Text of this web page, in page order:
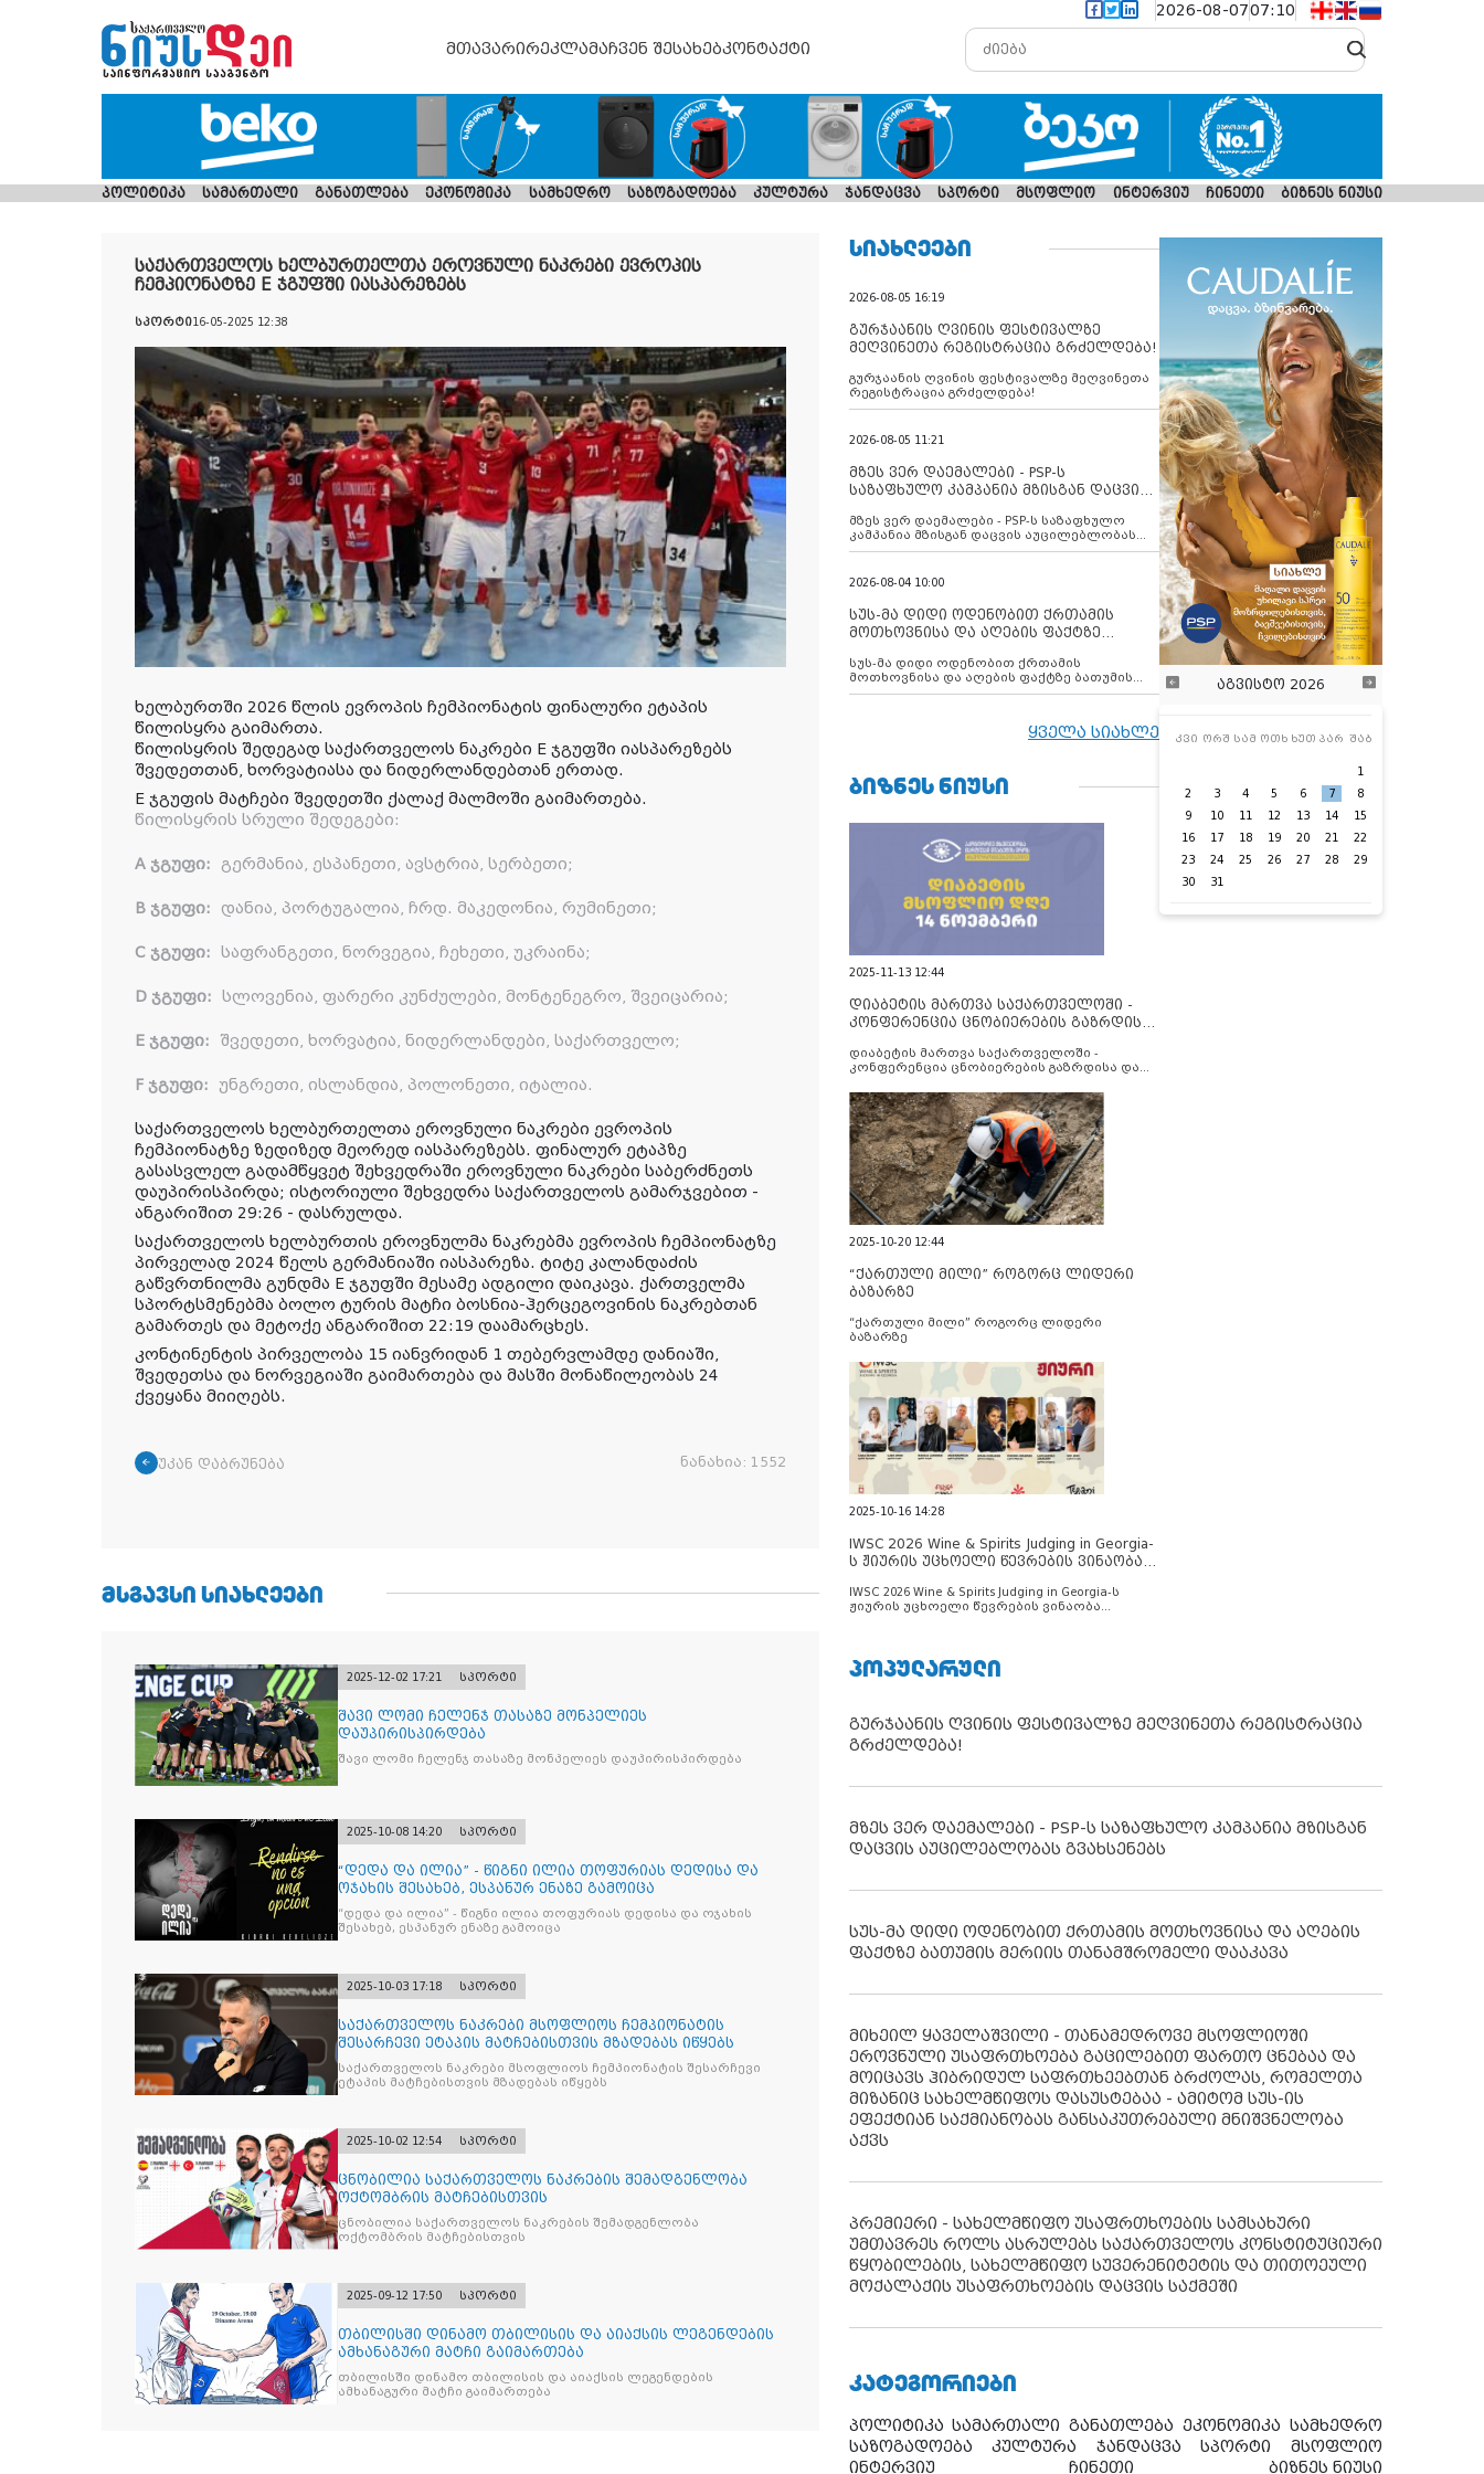
2026-08-0707:10
მთავარირეკლამაჩვენ შესახებკონტაქტი
პოლიტიკა სამართალი განათლება ეკონომიკა სამხედრო საზოგადოება კულტურა ჯანდაცვა სპორტი მსოფლიო ინტერვიუ ჩინეთი ბიზნეს ნიუსი
საქართველოს ხელბურთელთა ეროვნული ნაკრები ევროპის
ჩემპიონატზე E ჯგუფში იასპარეზებს
სპორტი16-05-2025 12:38
ხელბურთში 2026 წლის ევროპის ჩემპიონატის ფინალური ეტაპის
წილისყრა გაიმართა.
წილისყრის შედეგად საქართველოს ნაკრები E ჯგუფში იასპარეზებს
შვედეთთან, ხორვატიასა და ნიდერლანდებთან ერთად.
E ჯგუფის მატჩები შვედეთში ქალაქ მალმოში გაიმართება.
წილისყრის სრული შედეგები:
A ჯგუფი: გერმანია, ესპანეთი, ავსტრია, სერბეთი;
B ჯგუფი: დანია, პორტუგალია, ჩრდ. მაკედონია, რუმინეთი;
C ჯგუფი: საფრანგეთი, ნორვეგია, ჩეხეთი, უკრაინა;
D ჯგუფი: სლოვენია, ფარერი კუნძულები, მონტენეგრო, შვეიცარია;
E ჯგუფი: შვედეთი, ხორვატია, ნიდერლანდები, საქართველო;
F ჯგუფი: უნგრეთი, ისლანდია, პოლონეთი, იტალია.
საქართველოს ხელბურთელთა ეროვნული ნაკრები ევროპის
ჩემპიონატზე ზედიზედ მეორედ იასპარეზებს. ფინალურ ეტაპზე
გასასვლელ გადამწყვეტ შეხვედრაში ეროვნული ნაკრები საბერძნეთს
დაუპირისპირდა; ისტორიული შეხვედრა საქართველოს გამარჯვებით -
ანგარიშით 29:26 - დასრულდა.
საქართველოს ხელბურთის ეროვნულმა ნაკრებმა ევროპის ჩემპიონატზე
პირველად 2024 წელს გერმანიაში იასპარეზა. ტიტე კალანდაძის
გაწვრთნილმა გუნდმა E ჯგუფში მესამე ადგილი დაიკავა. ქართველმა
სპორტსმენებმა ბოლო ტურის მატჩი ბოსნია-ჰერცეგოვინის ნაკრებთან
გამართეს და მეტოქე ანგარიშით 22:19 დაამარცხეს.
კონტინენტის პირველობა 15 იანვრიდან 1 თებერვლამდე დანიაში,
შვედეთსა და ნორვეგიაში გაიმართება და მასში მონაწილეობას 24
ქვეყანა მიიღებს.
უკან დაბრუნება ნანახია: 1552
ᲛᲡᲒᲐᲕᲡᲘ ᲡᲘᲐᲮᲚᲔᲔᲑᲘ
2025-12-02 17:21 სპორტი
შავი ლომი ჩელენჯ თასაზე მონპელიეს
დაუპირისპირდება
შავი ლომი ჩელენჯ თასაზე მონპელიეს დაუპირისპირდება
2025-10-08 14:20 სპორტი
“დედა და ილია” - წიგნი ილია თოფურიას დედისა და
ოჯახის შესახებ, ესპანურ ენაზე გამოიცა
“დედა და ილია” - წიგნი ილია თოფურიას დედისა და ოჯახის
შესახებ, ესპანურ ენაზე გამოიცა
2025-10-03 17:18 სპორტი
საქართველოს ნაკრები მსოფლიოს ჩემპიონატის
შესარჩევი ეტაპის მატჩებისთვის მზადებას იწყებს
საქართველოს ნაკრები მსოფლიოს ჩემპიონატის შესარჩევი
ეტაპის მატჩებისთვის მზადებას იწყებს
2025-10-02 12:54 სპორტი
ცნობილია საქართველოს ნაკრების შემადგენლობა
ოქტომბრის მატჩებისთვის
ცნობილია საქართველოს ნაკრების შემადგენლობა
ოქტომბრის მატჩებისთვის
2025-09-12 17:50 სპორტი
თბილისში დინამო თბილისის და აიაქსის ლეგენდების
ამხანაგური მატჩი გაიმართება
თბილისში დინამო თბილისის და აიაქსის ლეგენდების
ამხანაგური მატჩი გაიმართება
ᲡᲘᲐᲮᲚᲔᲔᲑᲘ
2026-08-05 16:19
გურჯაანის ღვინის ფესტივალზე
მეღვინეთა რეგისტრაცია გრძელდება!
გურჯაანის ღვინის ფესტივალზე მეღვინეთა
რეგისტრაცია გრძელდება!
2026-08-05 11:21
მზეს ვერ დაემალები - PSP-ს
საზაფხულო კამპანია მზისგან დაცვის
მზეს ვერ დაემალები - PSP-ს საზაფხულო
კამპანია მზისგან დაცვის აუცილებლობას
გვახსენებს
2026-08-04 10:00
სუს-მა დიდი ოდენობით ქრთამის
მოთხოვნისა და აღების ფაქტზე
დააკავა
სუს-მა დიდი ოდენობით ქრთამის
მოთხოვნისა და აღების ფაქტზე ბათუმის
მერიის თანამშრომელი დააკავა
ყველა სიახლე
ᲑᲘᲖᲜᲔᲡ ᲜᲘᲣᲡᲘ
2025-11-13 12:44
დიაბეტის მართვა საქართველოში -
კონფერენცია ცნობიერების გაზრდისა
დიაბეტის მართვა საქართველოში -
კონფერენცია ცნობიერების გაზრდისა და
2025-10-20 12:44
“ქართული მილი” როგორც ლიდერი
ბაზარზე
“ქართული მილი” როგორც ლიდერი
ბაზარზე
2025-10-16 14:28
IWSC 2026 Wine & Spirits Judging in Georgia-
ს ჟიურის უცხოელი წევრების ვინაობა
IWSC 2026 Wine & Spirits Judging in Georgia-ს
ჟიურის უცხოელი წევრების ვინაობა
აგვისტო 2026
კვი ორშ სამ ოთხ ხუთ პარ შაბ
1
2
3 4 5 6 7
8
9
10 11 12 13 14
15
16
17 18 19 20 21
22
23
24 25 26 27 28
29
30
31
ᲞᲝᲞᲣᲚᲐᲠᲣᲚᲘ
გურჯაანის ღვინის ფესტივალზე მეღვინეთა რეგისტრაცია
გრძელდება!
მზეს ვერ დაემალები - PSP-ს საზაფხულო კამპანია მზისგან
დაცვის აუცილებლობას გვახსენებს
სუს-მა დიდი ოდენობით ქრთამის მოთხოვნისა და აღების
ფაქტზე ბათუმის მერიის თანამშრომელი დააკავა
მიხეილ ყაველაშვილი - თანამედროვე მსოფლიოში
ეროვნული უსაფრთხოება გაცილებით ფართო ცნებაა და
მოიცავს ჰიბრიდულ საფრთხეებთან ბრძოლას, რომელთა
მიზანიც სახელმწიფოს დასუსტებაა - ამიტომ სუს-ის
ეფექტიან საქმიანობას განსაკუთრებული მნიშვნელობა
აქვს
პრემიერი - სახელმწიფო უსაფრთხოების სამსახური
უმთავრეს როლს ასრულებს საქართველოს კონსტიტუციური
წყობილების, სახელმწიფო სუვერენიტეტის და თითოეული
მოქალაქის უსაფრთხოების დაცვის საქმეში
ᲙᲐᲢᲔᲒᲝᲠᲘᲔᲑᲘ
პოლიტიკა სამართალი განათლება ეკონომიკა სამხედრო
საზოგადოება
კულტურა ჯანდაცვა სპორტი
მსოფლიო
ინტერვიუ
ჩინეთი ბიზნეს ნიუსი